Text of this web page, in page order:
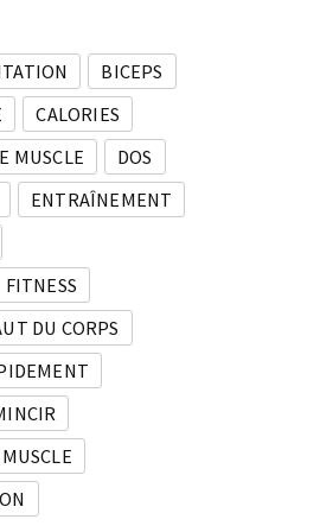
BICEPS
CALORIES
MUSCLE
DOS
ENTRAÎNEMENT
FITNESS
DU CORPS
MUSCLE